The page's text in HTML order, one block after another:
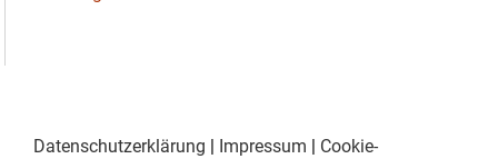
Datenschutzerklärung Impressum
Cookie-